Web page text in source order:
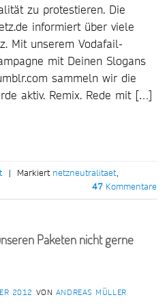
zu protestieren. Die
informiert über viele
Mit unserem Vodafail-
mit Deinen Slogans
sammeln wir die
aktiv. Remix. Rede mit […]
| Markiert netzneutralitaet,
47 Kommentare
Paketen nicht gerne
2012 VON ANDREAS MÜLLER